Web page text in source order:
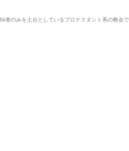
巻のみを土台としているプロテスタント系の教会